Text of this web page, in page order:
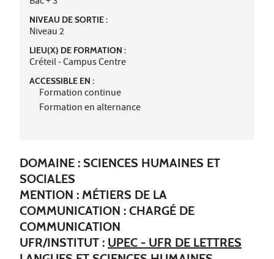
NIVEAU DE SORTIE :
Niveau 2
LIEU(X) DE FORMATION :
Créteil - Campus Centre
ACCESSIBLE EN :
Formation continue
Formation en alternance
DOMAINE : SCIENCES HUMAINES ET
SOCIALES
MENTION : MÉTIERS DE LA
COMMUNICATION : CHARGÉ DE
COMMUNICATION
UFR/INSTITUT : UPEC - UFR DE LETTRES